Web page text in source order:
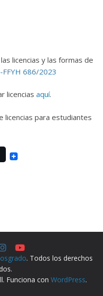
licencias y las formas de
FFYH 686/2023
licencias aquí.
licencias para estudiantes
. Todos los derechos
Funciona con WordPress.